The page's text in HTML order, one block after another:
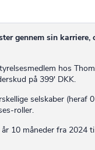
gennem sin karriere,
hos
på 399' DKK.
selskaber (heraf
roller.
10 måneder fra 2024